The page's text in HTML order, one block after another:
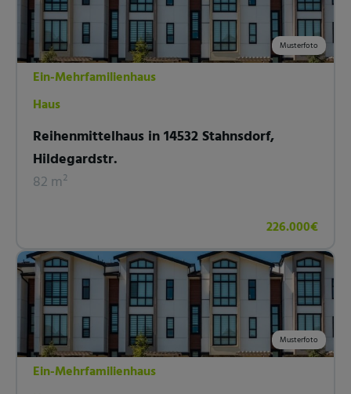
Musterfoto
Ein-Mehrfamilienhaus
Haus
Reihenmittelhaus in 14532 Stahnsdorf,
Hildegardstr.
82 m²
226.000€
Musterfoto
Ein-Mehrfamilienhaus